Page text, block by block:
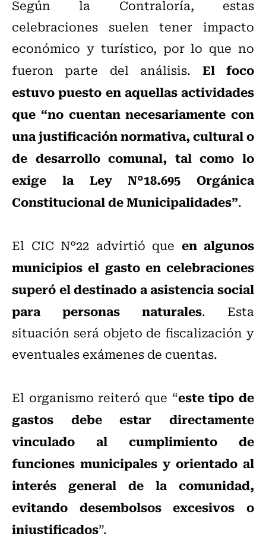
Según la Contraloría, estas
celebraciones suelen tener impacto
económico y turístico, por lo que no
fueron parte del análisis. El foco
estuvo puesto en aquellas actividades
que “no cuentan necesariamente con
una justificación normativa, cultural o
de desarrollo comunal, tal como lo
exige la Ley N°18.695 Orgánica
Constitucional de Municipalidades”.
El CIC N°22 advirtió que en algunos
municipios el gasto en celebraciones
superó el destinado a asistencia social
para personas naturales. Esta
situación será objeto de fiscalización y
eventuales exámenes de cuentas.
El organismo reiteró que “este tipo de
gastos debe estar directamente
vinculado al cumplimiento de
funciones municipales y orientado al
interés general de la comunidad,
evitando desembolsos excesivos o
injustificados”.